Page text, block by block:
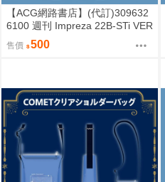
【ACG網路書店】(代訂)309632
6100 週刊 Impreza 22B-STi VER
SION をつくる (10)
售價 500